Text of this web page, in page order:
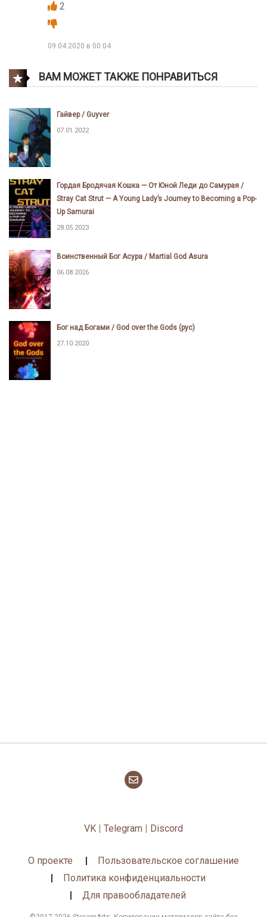
2
09.04.2020 в 00:04
ВАМ МОЖЕТ ТАКЖЕ ПОНРАВИТЬСЯ
Гайвер / Guyver
07.01.2022
Гордая Бродячая Кошка — От Юной Леди до Самурая /
Stray Cat Strut ⁠— A Young Lady’s Journey to Becoming a Pop-
Up Samurai
28.05.2023
Воинственный Бог Асура / Martial God Asura
06.08.2026
Бог над Богами / God over the Gods (рус)
27.10.2020
VK | Telegram | Discord
О проекте
Пользовательское соглашение
Политика конфиденциальности
Для правообладателей